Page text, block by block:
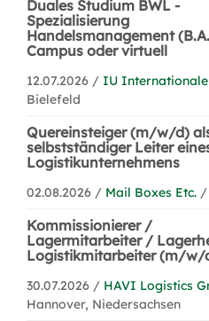
Duales Studium BWL -
Spezialisierung
Handelsmanagement
Campus oder virtuell
12.07.2026 / IU Internationale
Bielefeld
Quereinsteiger (m/w/d)
selbstständiger Leiter
Logistikunternehmens
02.08.2026 / Mail Boxes Etc. /
Kommissionierer /
Lagermitarbeiter /
Logistikmitarbeiter (m/w/
30.07.2026 / HAVI Logistics
Hannover, Niedersachsen